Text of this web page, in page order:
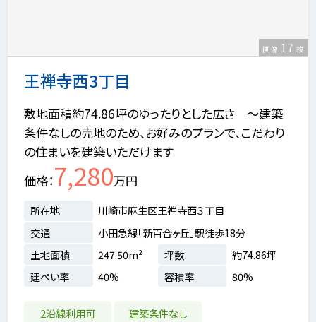
王禅寺西3丁目
画像 17 枚
敷地面積約74.86坪のゆったりとした広さ ～建築
条件なしの売地のため、お好みのプランで、こだわり
の住まいを建築いただけます
価格 7,280万円
所在地
川崎市麻生区王禅寺西３丁目
交通
小田急線「新百合ヶ丘」駅徒歩18分
土地面積
247.50m² 坪数
約74.86坪
建ぺい率
40% 容積率 80%
2沿線利用可 建築条件なし